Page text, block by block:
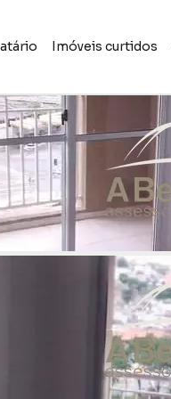
Imóveis curtidos